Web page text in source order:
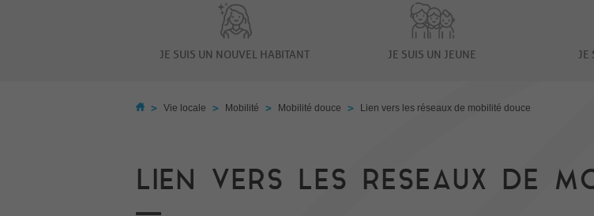
JE SUIS UN NOUVEL HABITANT JE SUIS UN JEUNE JE
> Vie locale > Mobilité > Mobilité douce > Lien vers les réseaux de mobilité douce
LIEN VERS LES RESEAUX DE